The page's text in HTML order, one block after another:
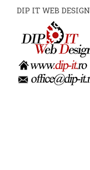
DIP IT WEB DESIGN